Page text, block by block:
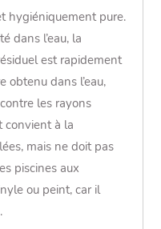
hygiéniquement pure.
dans l’eau, la
est rapidement
obtenu dans l’eau,
les rayons
convient à la
mais ne doit pas
piscines aux
ou peint, car il